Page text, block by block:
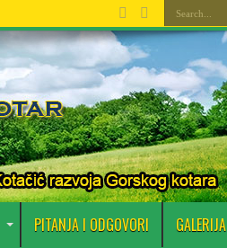
PITANJA I ODGOVORI GALERIJA